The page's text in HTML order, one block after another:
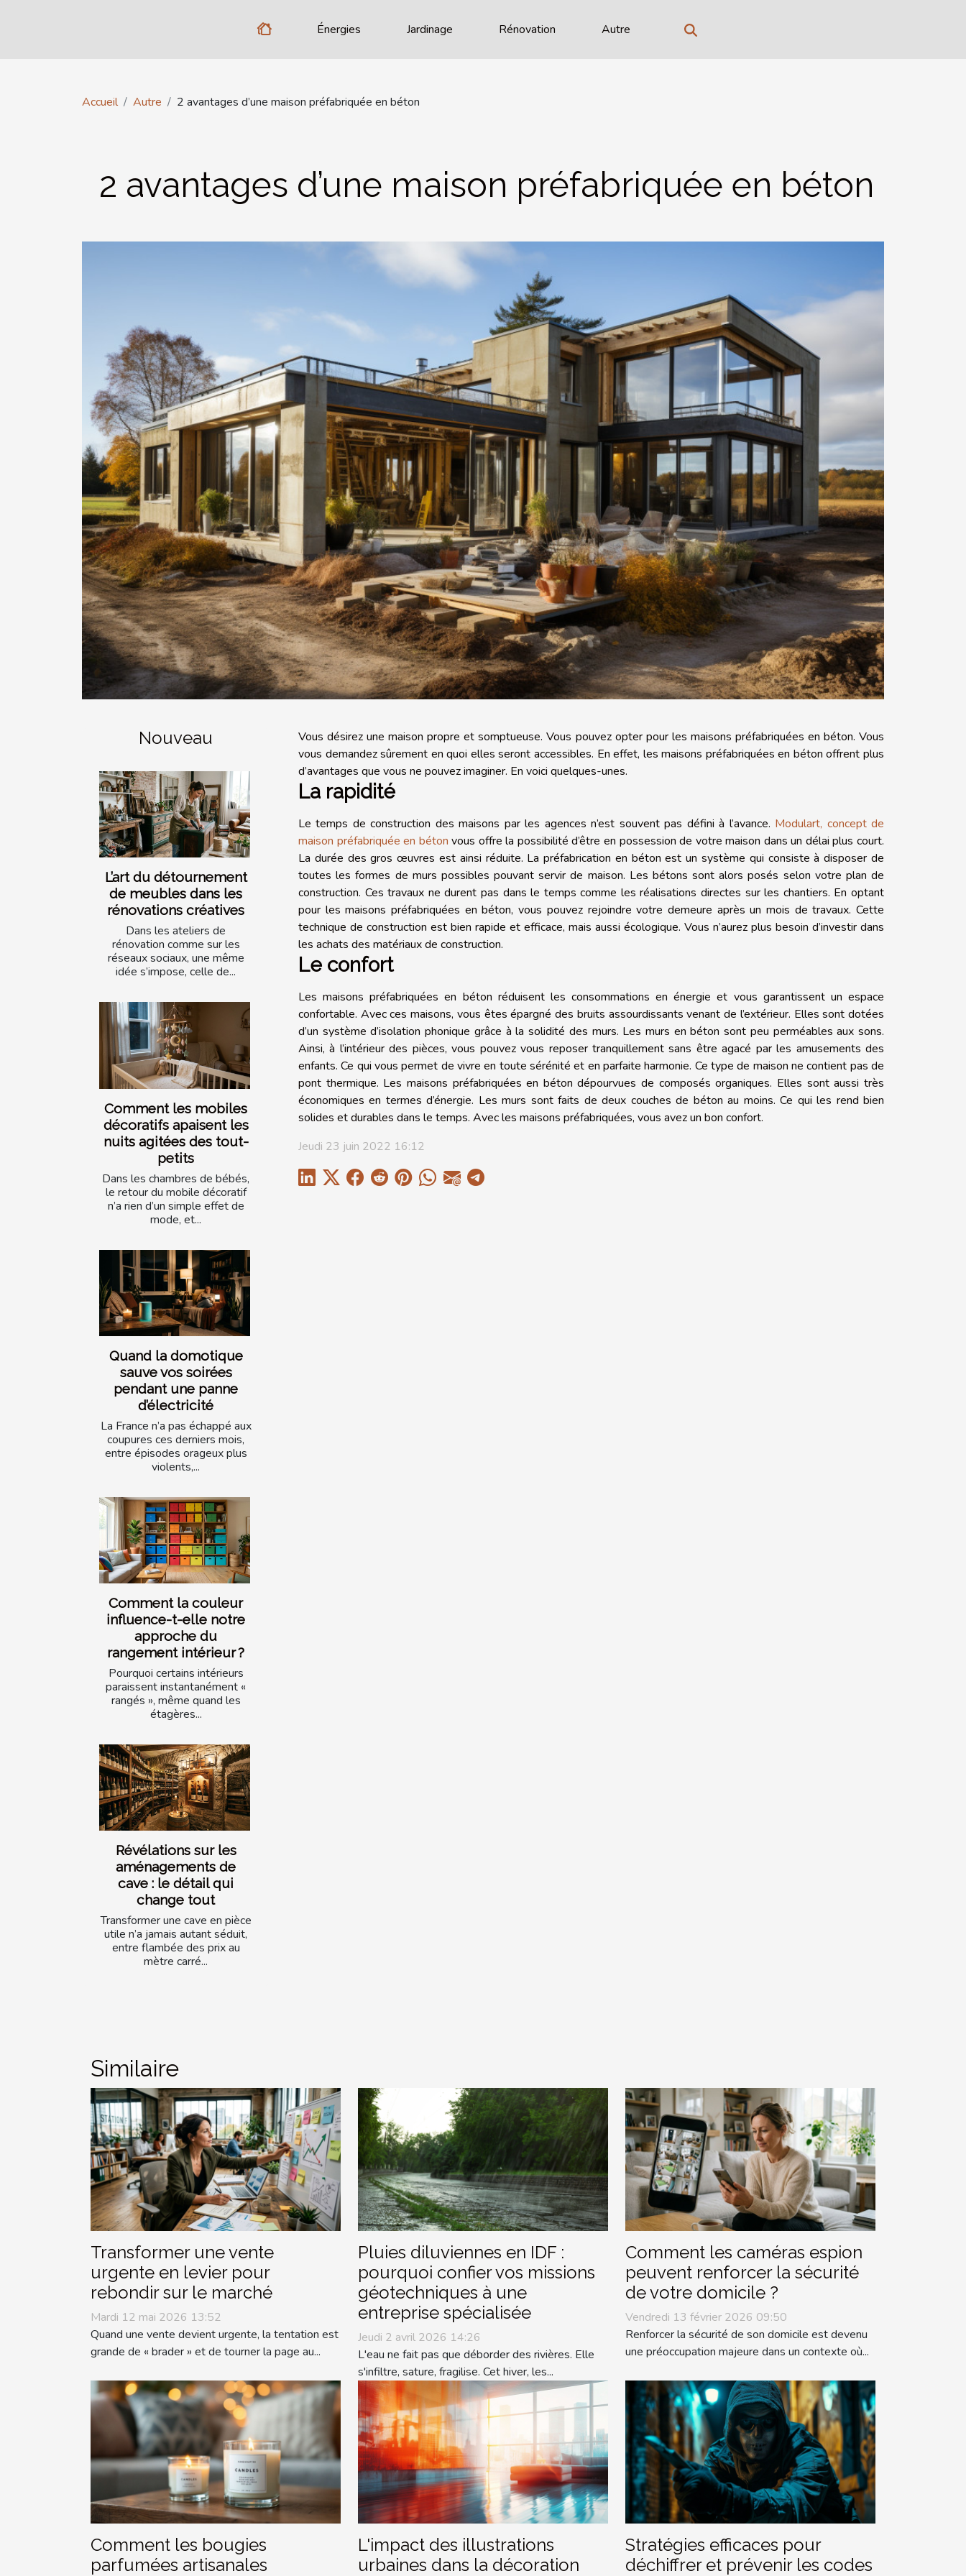
Énergies Jardinage Rénovation Autre
Accueil Autre 2 avantages d’une maison préfabriquée en béton
2 avantages d’une maison préfabriquée en béton
Nouveau
L’art du détournement
de meubles dans les
rénovations créatives
Dans les ateliers de
rénovation comme sur les
réseaux sociaux, une même
idée s’impose, celle de...
Comment les mobiles
décoratifs apaisent les
nuits agitées des tout-
petits
Dans les chambres de bébés,
le retour du mobile décoratif
n’a rien d’un simple effet de
mode, et...
Quand la domotique
sauve vos soirées
pendant une panne
d’électricité
La France n’a pas échappé aux
coupures ces derniers mois,
entre épisodes orageux plus
violents,...
Comment la couleur
influence-t-elle notre
approche du
rangement intérieur ?
Pourquoi certains intérieurs
paraissent instantanément «
rangés », même quand les
étagères...
Révélations sur les
aménagements de
cave : le détail qui
change tout
Transformer une cave en pièce
utile n’a jamais autant séduit,
entre flambée des prix au
mètre carré...
Vous désirez une maison propre et somptueuse. Vous pouvez opter pour les maisons préfabriquées en béton. Vous
vous demandez sûrement en quoi elles seront accessibles. En effet, les maisons préfabriquées en béton offrent plus
d’avantages que vous ne pouvez imaginer. En voici quelques-unes.
La rapidité
Le temps de construction des maisons par les agences n’est souvent pas défini à l’avance. Modulart, concept de
maison préfabriquée en béton vous offre la possibilité d’être en possession de votre maison dans un délai plus court.
La durée des gros œuvres est ainsi réduite. La préfabrication en béton est un système qui consiste à disposer de
toutes les formes de murs possibles pouvant servir de maison. Les bétons sont alors posés selon votre plan de
construction. Ces travaux ne durent pas dans le temps comme les réalisations directes sur les chantiers. En optant
pour les maisons préfabriquées en béton, vous pouvez rejoindre votre demeure après un mois de travaux. Cette
technique de construction est bien rapide et efficace, mais aussi écologique. Vous n’aurez plus besoin d’investir dans
les achats des matériaux de construction.
Le confort
Les maisons préfabriquées en béton réduisent les consommations en énergie et vous garantissent un espace
confortable. Avec ces maisons, vous êtes épargné des bruits assourdissants venant de l’extérieur. Elles sont dotées
d’un système d’isolation phonique grâce à la solidité des murs. Les murs en béton sont peu perméables aux sons.
Ainsi, à l’intérieur des pièces, vous pouvez vous reposer tranquillement sans être agacé par les amusements des
enfants. Ce qui vous permet de vivre en toute sérénité et en parfaite harmonie. Ce type de maison ne contient pas de
pont thermique. Les maisons préfabriquées en béton dépourvues de composés organiques. Elles sont aussi très
économiques en termes d’énergie. Les murs sont faits de deux couches de béton au moins. Ce qui les rend bien
solides et durables dans le temps. Avec les maisons préfabriquées, vous avez un bon confort.
Jeudi 23 juin 2022 16:12
Similaire
Transformer une vente
urgente en levier pour
rebondir sur le marché
Mardi 12 mai 2026 13:52
Quand une vente devient urgente, la tentation est
grande de « brader » et de tourner la page au...
Pluies diluviennes en IDF :
pourquoi confier vos missions
géotechniques à une
entreprise spécialisée
Jeudi 2 avril 2026 14:26
L'eau ne fait pas que déborder des rivières. Elle
s'infiltre, sature, fragilise. Cet hiver, les...
Comment les caméras espion
peuvent renforcer la sécurité
de votre domicile ?
Vendredi 13 février 2026 09:50
Renforcer la sécurité de son domicile est devenu
une préoccupation majeure dans un contexte où...
Comment les bougies
parfumées artisanales
L'impact des illustrations
urbaines dans la décoration
Stratégies efficaces pour
déchiffrer et prévenir les codes